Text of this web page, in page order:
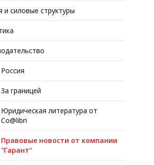
и силовые структуры
Россия
За границей
Юридическая литература от
Co@libri
Правовые новости от компании
"Гарант"